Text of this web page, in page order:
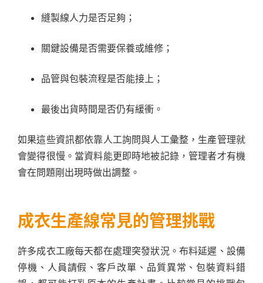
縫製線人力是否足夠；
關鍵設備是否需要保養或維修；
品管與包裝流程是否能接上；
最後出貨時間是否仍有緩衝。
如果這些資訊都依靠人工詢問與人工彙整，生產管理就
會變得很慢。當資料能更即時地被記錄，管理者才有機
會在問題剛出現時做出調整。
成衣生產線常見的管理挑戰
許多成衣工廠每天都在處理突發狀況。布料延遲、設備
停機、人員請假、客戶改單、品質異常、包裝資料錯